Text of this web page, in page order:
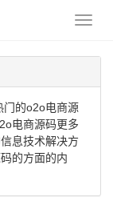
门的o2o电商源
电商源码更多
息技术解决方
的方面的内